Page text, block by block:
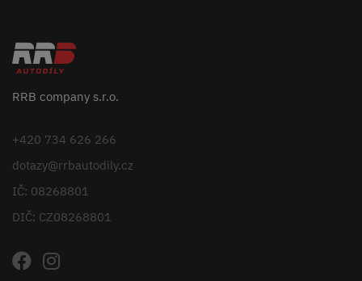
RRB company s.r.o.
+420 734 626 266
dotazy@rrbautodily.cz
IČ: 08268801
DIČ: CZ08268801